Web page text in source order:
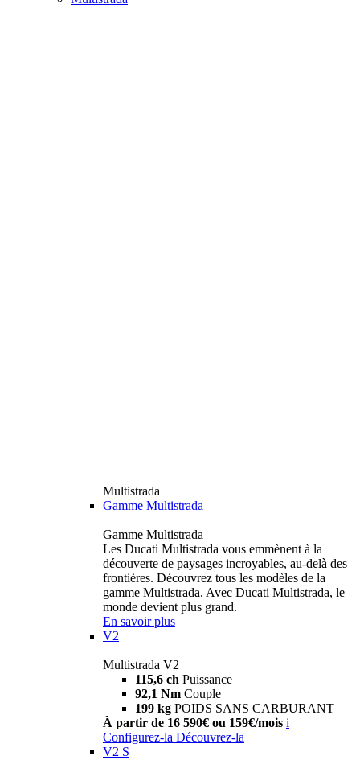
Multistrada
Gamme Multistrada
Gamme Multistrada
Les Ducati Multistrada vous emmènent à la
découverte de paysages incroyables, au-delà des
frontières. Découvrez tous les modèles de la
gamme Multistrada. Avec Ducati Multistrada, le
monde devient plus grand.
En savoir plus
V2
Multistrada V2
115,6 ch Puissance
92,1 Nm Couple
199 kg POIDS SANS CARBURANT
À partir de 16 590€ ou 159€/mois i
Configurez-la Découvrez-la
V2 S